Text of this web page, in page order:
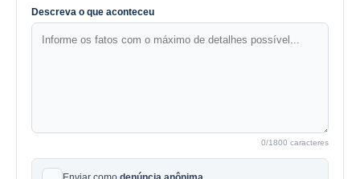
Descreva o que aconteceu
0/1800 caracteres